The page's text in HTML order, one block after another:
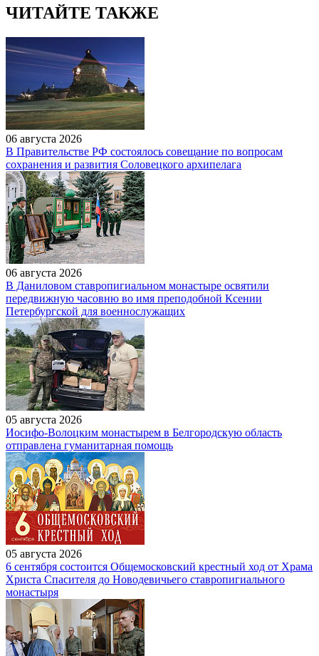
ЧИТАЙТЕ ТАКЖЕ
06 августа 2026
В Правительстве РФ состоялось совещание по вопросам
сохранения и развития Соловецкого архипелага
06 августа 2026
В Даниловом ставропигиальном монастыре освятили
передвижную часовню во имя преподобной Ксении
Петербургской для военнослужащих
05 августа 2026
Иосифо-Волоцким монастырем в Белгородскую область
отправлена гуманитарная помощь
05 августа 2026
6 сентября состоится Общемосковский крестный ход от Храма
Христа Спасителя до Новодевичьего ставропигиального
монастыря